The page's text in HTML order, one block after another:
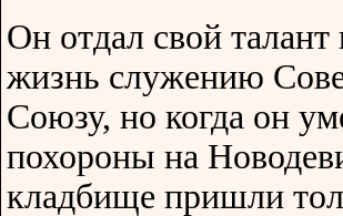
Он отдал свой
жизнь служению
Союзу, но когда он
похороны на
кладбище пришли